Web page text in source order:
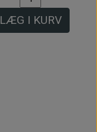
LÆG I KURV